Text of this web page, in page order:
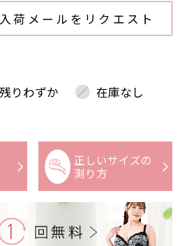
荷メールをリクエスト
残りわずか 在庫なし
正しいサイズの
測り方